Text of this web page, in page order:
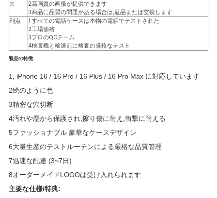
ー
ス
ケ
ー
ス
NEWS
地
図
ス
2高画質の画像が提供できます
3商品に品質の問題がある場合は,返品または交換します.
利点
1すべての電話ケースは本物の電話でテストされた
2工場価格
3プロのQCチーム
4検査機と輸送前に検査の厳格なテスト
製品の特徴:
1, iPhone 16 / 16 Pro / 16 Plus / 16 Pro Max に対応しています
2絵のように色
3精密な穴切断
4汚れや塵から保護され,擦り傷に耐え,衝撃に耐える
5ファッショナブル 豪華なケースデザイン
6大量生産のテストルーチンによる厳格な品質管理
7迅速な配達 (3~7日)
8オーダーメイドLOGOは受け入れられます
主要な仕様/特典: